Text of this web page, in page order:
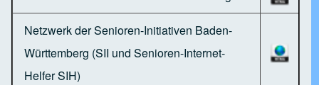
Netzwerk der Senioren-Initiativen Baden-
Württemberg (SII und Senioren-Internet-
Helfer SIH)